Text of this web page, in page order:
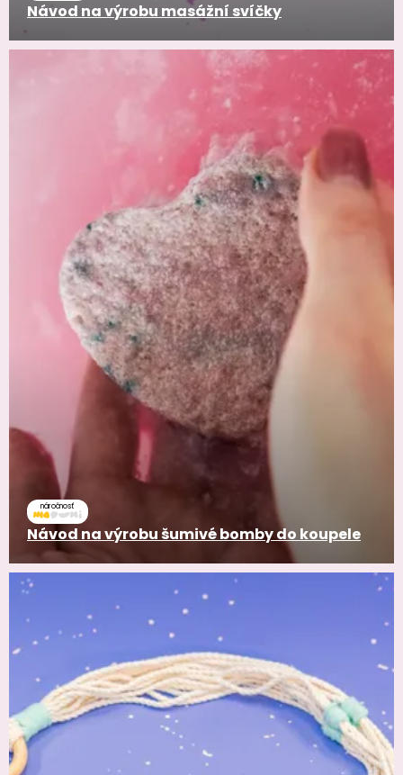
Návod na výrobu masážní svíčky
náročnosť
Návod na výrobu šumivé bomby do koupele